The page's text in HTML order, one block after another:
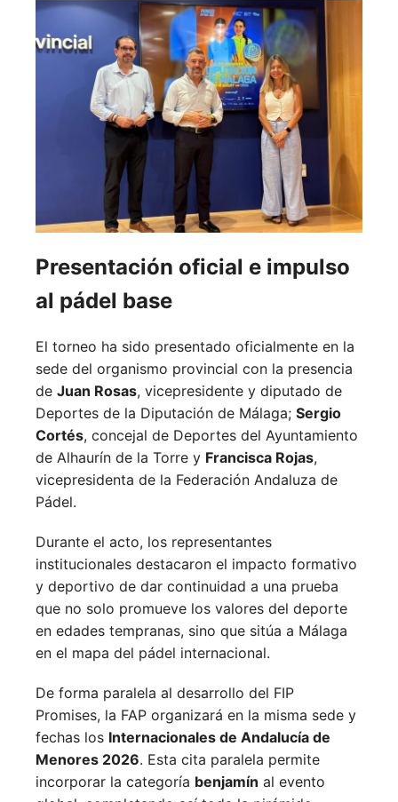
Presentación oficial e impulso
al pádel base
El torneo ha sido presentado oficialmente en la
sede del organismo provincial con la presencia
de Juan Rosas, vicepresidente y diputado de
Deportes de la Diputación de Málaga; Sergio
Cortés, concejal de Deportes del Ayuntamiento
de Alhaurín de la Torre y Francisca Rojas,
vicepresidenta de la Federación Andaluza de
Pádel.
Durante el acto, los representantes
institucionales destacaron el impacto formativo
y deportivo de dar continuidad a una prueba
que no solo promueve los valores del deporte
en edades tempranas, sino que sitúa a Málaga
en el mapa del pádel internacional.
De forma paralela al desarrollo del FIP
Promises, la FAP organizará en la misma sede y
fechas los Internacionales de Andalucía de
Menores 2026. Esta cita paralela permite
incorporar la categoría benjamín al evento